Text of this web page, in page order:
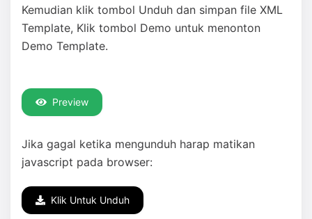
Kemudian klik tombol Unduh dan simpan file XML
Template, Klik tombol Demo untuk menonton
Demo Template.
Preview
Jika gagal ketika mengunduh harap matikan
javascript pada browser:
Klik Untuk Unduh